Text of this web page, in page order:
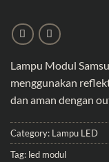
Lampu Modul
menggunakan
dan aman dengan
Category: Lampu LED
Tag: led modul